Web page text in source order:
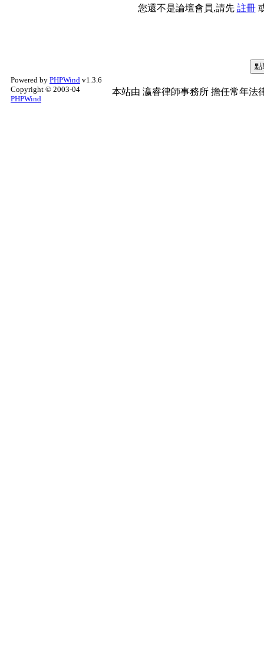
您還不是論壇會員,請先 註冊
Powered by PHPWind v1.3.6
Copyright © 2003-04
PHPWind
本站由 瀛睿律師事務所 擔任常年法